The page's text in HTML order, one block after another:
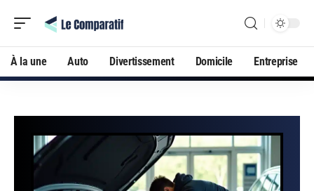
À la une Auto Divertissement Domicile Entreprise